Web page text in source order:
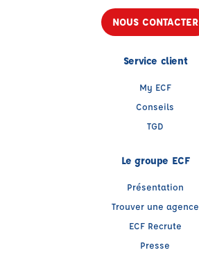
NOUS CONTACTER
Service client
My ECF
Conseils
TGD
Le groupe ECF
Présentation
Trouver une agence
ECF Recrute
Presse